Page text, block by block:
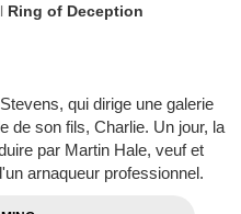
Ring of Deception
qui dirige une galerie
de son fils, Charlie. Un jour, la
par Martin Hale, veuf et
arnaqueur professionnel.